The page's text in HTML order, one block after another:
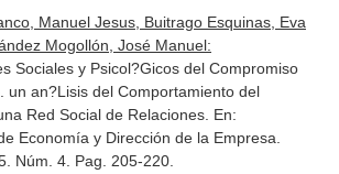
Manuel Jesus, Buitrago Esquinas, Eva
Mogollón, José Manuel:
Sociales y Psicol?Gicos del Compromiso
un an?Lisis del Comportamiento del
Red Social de Relaciones. En:
Economía y Dirección de la Empresa
Núm. 4. Pag. 205-220.